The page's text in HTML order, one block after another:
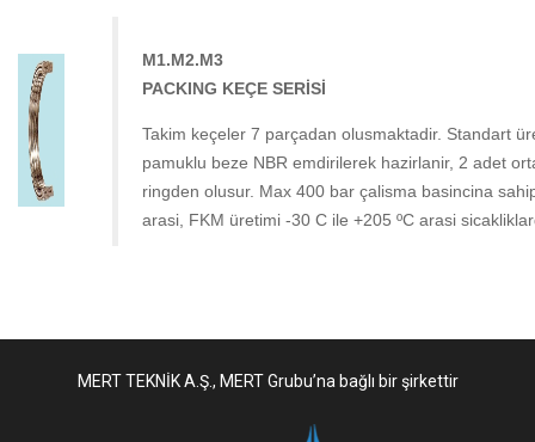
M1.M2.M3
PACKING KEÇE SERİSİ
Takim keçeler 7 parçadan olusmaktadir. Standart
pamuklu beze NBR emdirilerek hazirlanir, 2 adet
ringden olusur. Max 400 bar çalisma basincina
arasi, FKM üretimi -30 C ile +205 ºC arasi
MERT TEKNİK A.Ş., MERT Grubu’na bağlı bir şirkettir